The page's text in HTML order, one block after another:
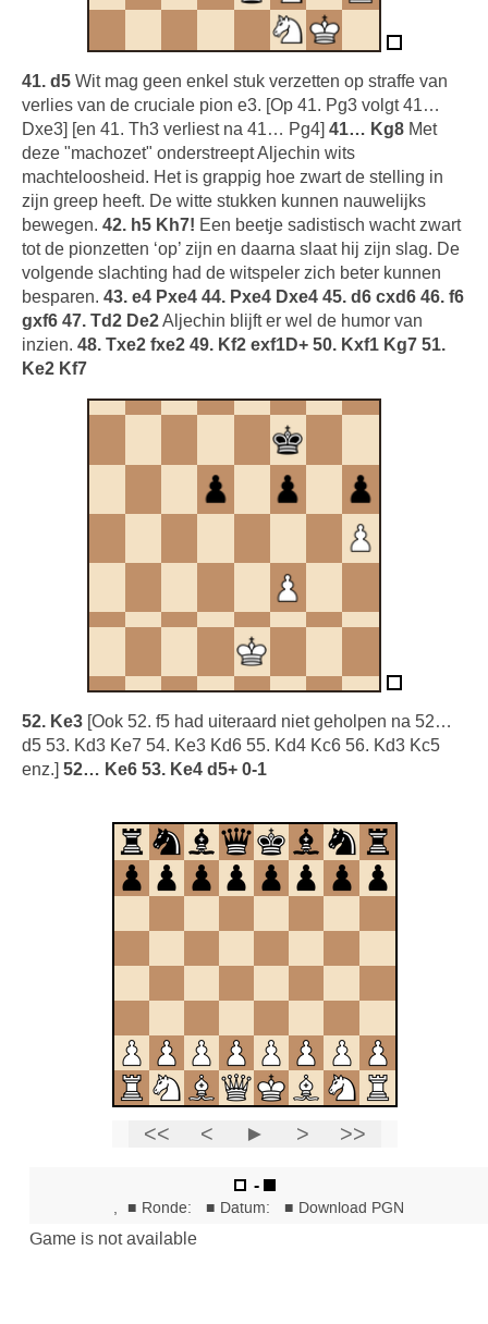
41. d5 Wit mag geen enkel stuk verzetten op straffe van
verlies van de cruciale pion e3. [Op 41. Pg3 volgt 41…
Dxe3] [en 41. Th3 verliest na 41… Pg4] 41… Kg8 Met
deze "machozet" onderstreept Aljechin wits
machteloosheid. Het is grappig hoe zwart de stelling in
zijn greep heeft. De witte stukken kunnen nauwelijks
bewegen. 42. h5 Kh7! Een beetje sadistisch wacht zwart
tot de pionzetten ‘op’ zijn en daarna slaat hij zijn slag. De
volgende slachting had de witspeler zich beter kunnen
besparen. 43. e4 Pxe4 44. Pxe4 Dxe4 45. d6 cxd6 46. f6
gxf6 47. Td2 De2Aljechin blijft er wel de humor van
inzien. 48. Txe2 fxe2 49. Kf2 exf1D+ 50. Kxf1 Kg7 51.
Ke2 Kf7
52. Ke3 [Ook 52. f5 had uiteraard niet geholpen na 52…
d5 53. Kd3 Ke7 54. Ke3 Kd6 55. Kd4 Kc6 56. Kd3 Kc5
enz.] 52… Ke6 53. Ke4 d5+ 0-1